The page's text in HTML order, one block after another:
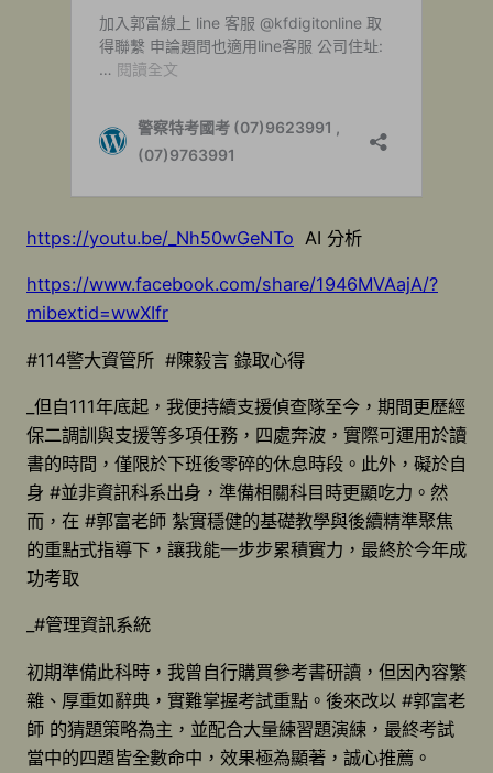
https://youtu.be/_Nh50wGeNTo AI 分析
https://www.facebook.com/share/1946MVAajA/?
mibextid=wwXIfr
#114警大資管所 #陳毅言 錄取心得
_但自111年底起，我便持續支援偵查隊至今，期間更歷經
保二調訓與支援等多項任務，四處奔波，實際可運用於讀
書的時間，僅限於下班後零碎的休息時段。此外，礙於自
身 #並非資訊科系出身，準備相關科目時更顯吃力。然
而，在 #郭富老師 紮實穩健的基礎教學與後續精準聚焦
的重點式指導下，讓我能一步步累積實力，最終於今年成
功考取
_#管理資訊系統
初期準備此科時，我曾自行購買參考書研讀，但因內容繁
雜、厚重如辭典，實難掌握考試重點。後來改以 #郭富老
師 的猜題策略為主，並配合大量練習題演練，最終考試
當中的四題皆全數命中，效果極為顯著，誠心推薦。